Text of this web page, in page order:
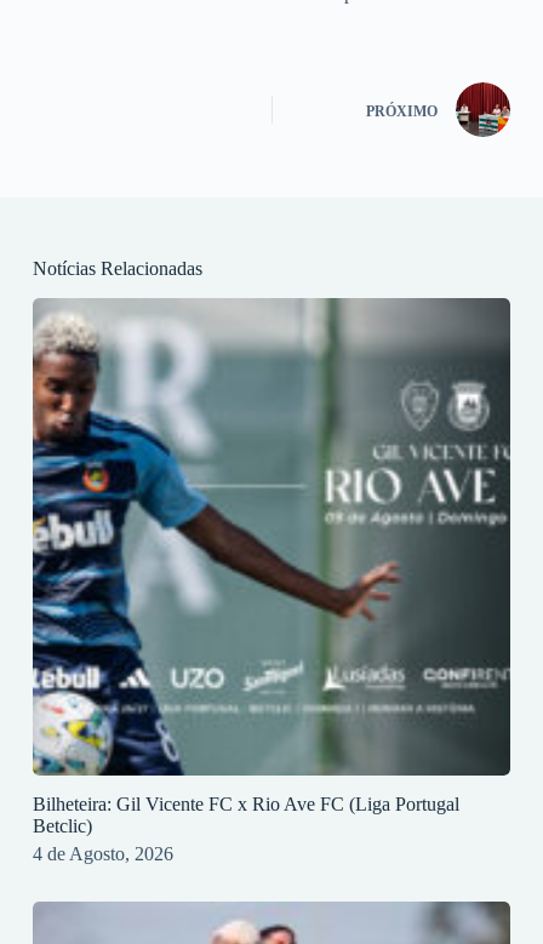
PRÓXIMO
Notícias Relacionadas
Bilheteira: Gil Vicente FC x Rio Ave FC (Liga Portugal
Betclic)
4 de Agosto, 2026